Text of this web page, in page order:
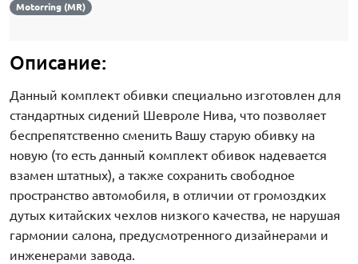
Motorring (MR)
Описание:
Данный комплект обивки специально изготовлен для
стандартных сидений Шевроле Нива, что позволяет
беспрепятственно сменить Вашу старую обивку на
новую (то есть данный комплект обивок надевается
взамен штатных), а также сохранить свободное
пространство автомобиля, в отличии от громоздких
дутых китайских чехлов низкого качества, не нарушая
гармонии салона, предусмотренного дизайнерами и
инженерами завода.